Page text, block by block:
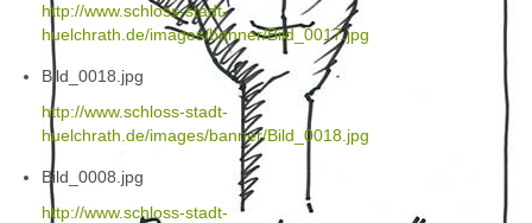
http://www.schloss-stadt-
huelchrath.de/images/banner/Bild_0017.jpg
Bild_0018.jpg
http://www.schloss-stadt-
huelchrath.de/images/banner/Bild_0018.jpg
Bild_0008.jpg
http://www.schloss-stadt-